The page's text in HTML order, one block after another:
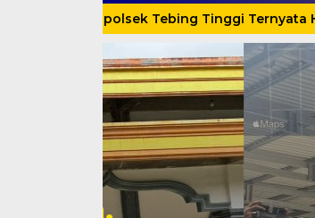
Kapolsek Tebing Tinggi Ternyata Hoax